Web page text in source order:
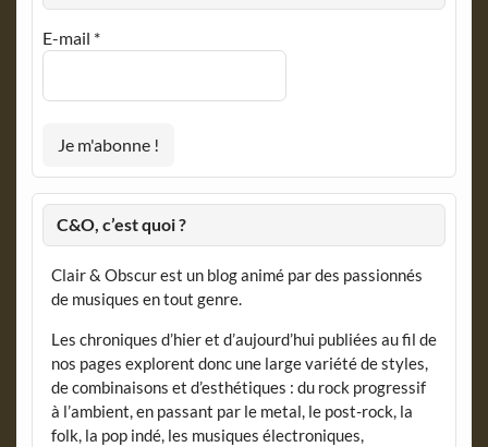
E-mail *
C&O, c’est quoi ?
Clair & Obscur est un blog animé par des passionnés
de musiques en tout genre.
Les chroniques d’hier et d’aujourd’hui publiées au fil de
nos pages explorent donc une large variété de styles,
de combinaisons et d’esthétiques : du rock progressif
à l’ambient, en passant par le metal, le post-rock, la
folk, la pop indé, les musiques électroniques,